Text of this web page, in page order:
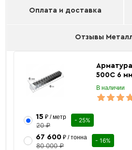
Оплата и доставка
Отзывы
500С 6 мм
В наличии
15 ₽ / метр
20 ₽
- 25%
67 600₽ / тонна
80 000 ₽
- 16%